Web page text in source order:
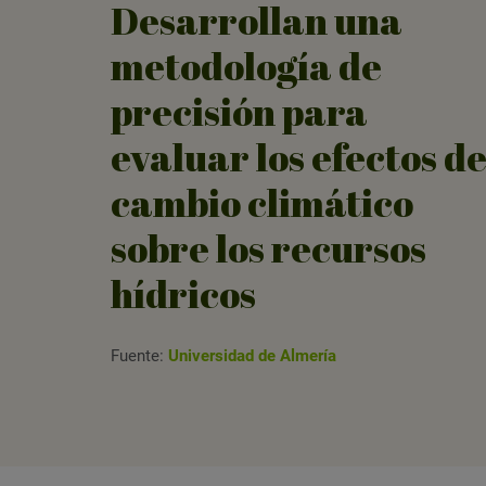
Desarrollan una
metodología de
precisión para
evaluar los efectos
cambio climático
sobre los recursos
hídricos
Fuente: Universidad de Almería